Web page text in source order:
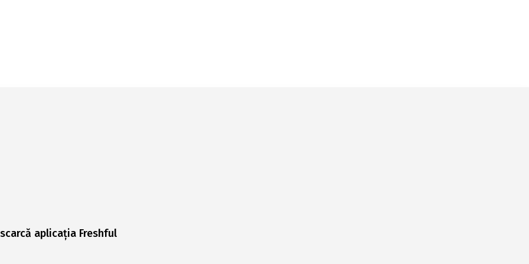
aplicația Freshful